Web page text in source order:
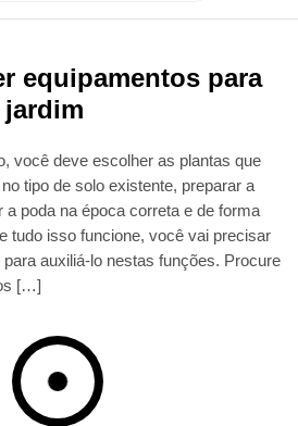
equipamentos para
você deve escolher as plantas que
tipo de solo existente, preparar a
a poda na época correta e de forma
tudo isso funcione, você vai precisar
auxiliá-lo nestas funções. Procure
[…]